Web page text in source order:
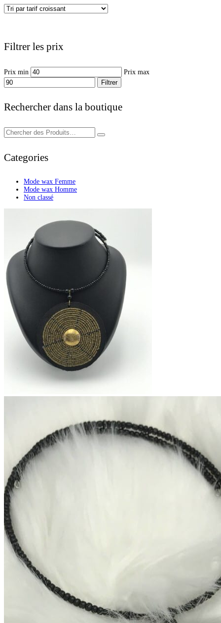
Filtrer les prix
Prix min
Prix max
Filtrer
Rechercher dans la boutique
Categories
Mode wax Femme
Mode wax Homme
Non classé